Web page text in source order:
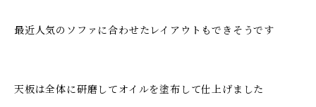
最近人気のソファに合わせたレイアウトもできそうです
天板は全体に研磨してオイルを塗布して仕上げました